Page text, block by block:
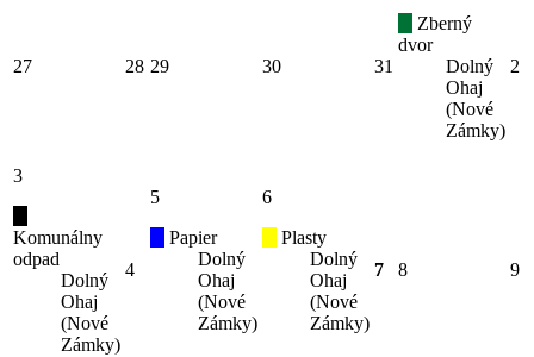
27 28 29 30 31
Zberný
dvor
Dolný
Ohaj
(Nové
Zámky)
2
3
Komunálny
odpad
Dolný
Ohaj
(Nové
Zámky)
4
5
Papier
Dolný
Ohaj
(Nové
Zámky)
6
Plasty
Dolný
Ohaj
(Nové
Zámky)
7 8 9